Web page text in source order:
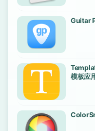
Guitar
模板应